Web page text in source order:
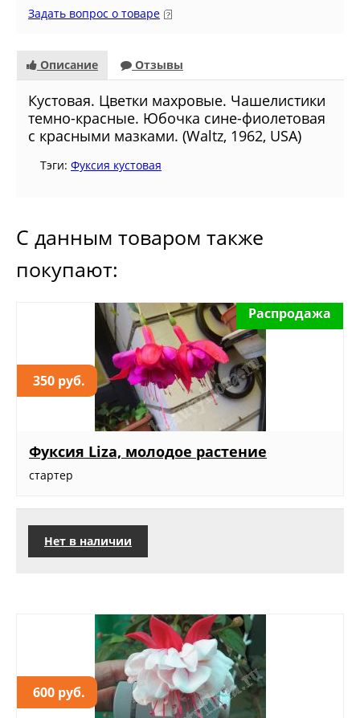
Задать вопрос о товаре
Описание Отзывы
Кустовая. Цветки махровые. Чашелистики
темно-красные. Юбочка сине-фиолетовая
с красными мазками. (Waltz, 1962, USA)
Тэги: Фуксия кустовая
С данным товаром также
покупают:
350 руб.
Распродажа
Фуксия Liza, молодое растение
стартер
Нет в наличии
600 руб.